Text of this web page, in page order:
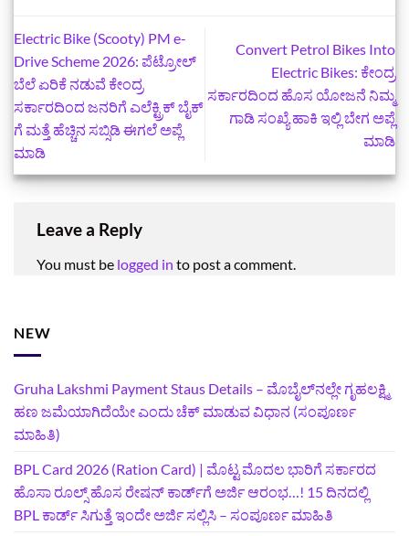
Electric Bike (Scooty) PM e-
Drive Scheme 2026: ಪೆಟ್ರೋಲ್
ಬೆಲೆ ಏರಿಕೆ ನಡುವೆ ಕೇಂದ್ರ
ಸರ್ಕಾರದಿಂದ ಜನರಿಗೆ ಎಲೆಕ್ಟ್ರಿಕ್‌ ಬೈಕ್‌
ಗೆ ಮತ್ತೆ ಹೆಚ್ಚಿನ ಸಬ್ಸಿಡಿ ಈಗಲೆ ಅಪ್ಲೆ
ಮಾಡಿ
Convert Petrol Bikes Into
Electric Bikes: ಕೇಂದ್ರ
ಸರ್ಕಾರದಿಂದ ಹೊಸ ಯೋಜನೆ ನಿಮ್ಮ
ಗಾಡಿ ಸಂಖ್ಯೆ ಹಾಕಿ ಇಲ್ಲಿ ಬೇಗ ಅಪ್ಲೆ
ಮಾಡಿ
Leave a Reply
You must be logged in to post a comment.
NEW
Gruha Lakshmi Payment Staus Details – ಮೊಬೈಲ್‌ನಲ್ಲೇ ಗೃಹಲಕ್ಷ್ಮಿ
ಹಣ ಜಮೆಯಾಗಿದೆಯೇ ಎಂದು ಚೆಕ್ ಮಾಡುವ ವಿಧಾನ (ಸಂಪೂರ್ಣ
ಮಾಹಿತಿ)
BPL Card 2026 (Ration Card) | ಮೊಟ್ಟ ಮೊದಲ ಭಾರಿಗೆ ಸರ್ಕಾರದ
ಹೊಸಾ ರೂಲ್ಸ್ ಹೊಸ ರೇಷನ್ ಕಾರ್ಡ್‌ಗೆ ಅರ್ಜಿ ಆರಂಭ…! 15 ದಿನದಲ್ಲಿ
BPL ಕಾರ್ಡ್ ಸಿಗುತ್ತೆ ಇಂದೇ ಅರ್ಜಿ ಸಲ್ಲಿಸಿ – ಸಂಪೂರ್ಣ ಮಾಹಿತಿ